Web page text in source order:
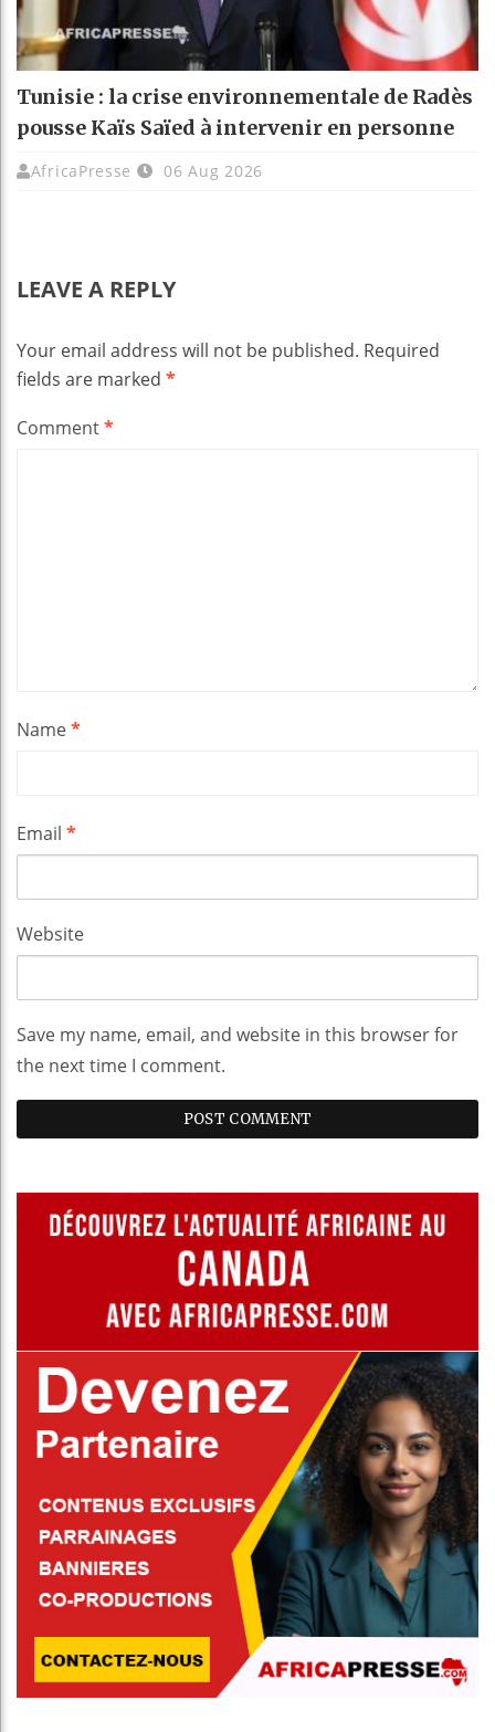
Tunisie : la crise environnementale de Radès
pousse Kaïs Saïed à intervenir en personne
AfricaPresse 06 Aug 2026
LEAVE A REPLY
Your email address will not be published. Required
fields are marked *
Comment*
Name*
Email *
Website
Save my name, email, and website in this browser for
the next time I comment.